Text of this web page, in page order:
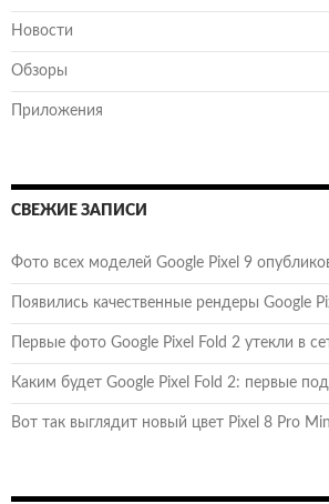
Новости
Обзоры
Приложения
СВЕЖИЕ ЗАПИСИ
Фото всех моделей Google Pixel 9
Появились качественные рендеры Google
Первые фото Google Pixel Fold 2 утекли в
Каким будет Google Pixel Fold 2: первые
Вот так выглядит новый цвет Pixel 8 Pro